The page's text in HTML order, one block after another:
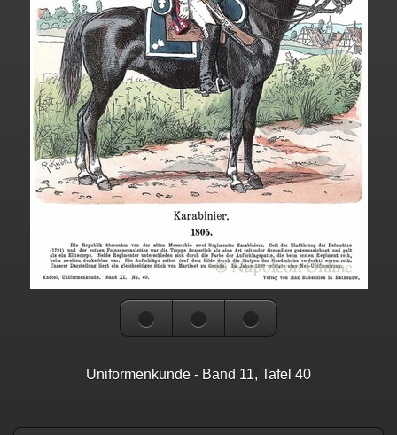
Uniformenkunde - Band 11, Tafel 40